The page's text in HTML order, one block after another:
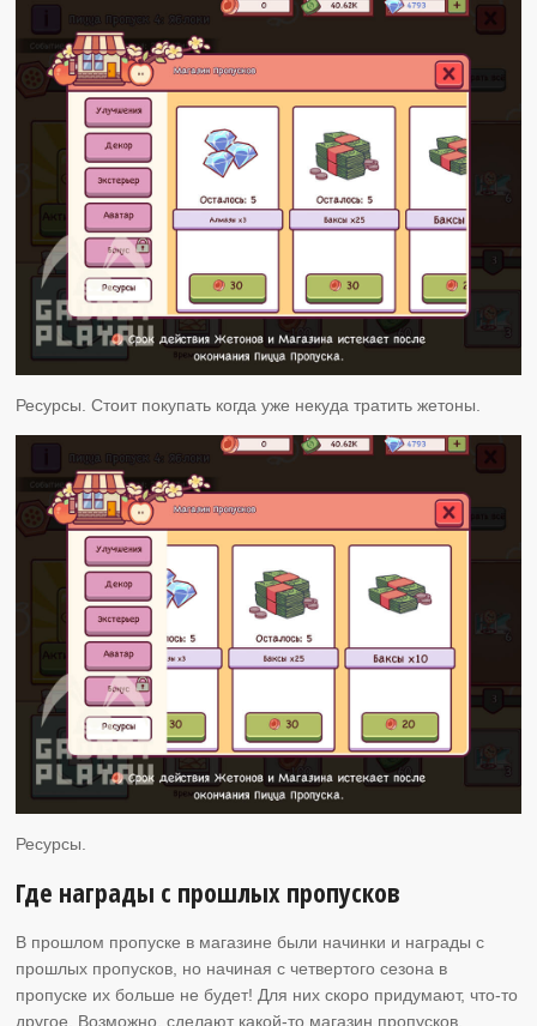
Ресурсы. Стоит покупать когда уже некуда тратить жетоны.
Ресурсы.
Где награды с прошлых пропусков
В прошлом пропуске в магазине были начинки и награды с
прошлых пропусков, но начиная с четвертого сезона в
пропуске их больше не будет! Для них скоро придумают, что-то
другое. Возможно, сделают какой-то магазин пропусков.